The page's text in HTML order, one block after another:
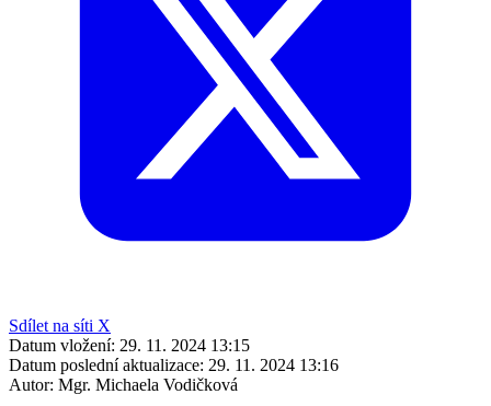
Sdílet na síti X
Datum vložení: 29. 11. 2024 13:15
Datum poslední aktualizace: 29. 11. 2024 13:16
Autor: Mgr. Michaela Vodičková